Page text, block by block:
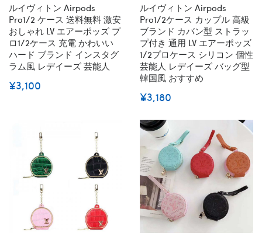
ルイヴィトン Airpods
Pro1/2 ケース 送料無料 激安
おしゃれ LV エアーポッズ プ
ロ1/2ケース 充電 かわいい
ハード ブランド インスタグ
ラム風 レデイーズ 芸能人
¥3,100
ルイヴィトン Airpods
Pro1/2ケース カップル 高級
ブランド カバン型 ストラッ
プ付き 通用 LV エアーポッズ
1/2プロケース シリコン 個性
芸能人 レデイーズ バッグ型
韓国風 おすすめ
¥3,180